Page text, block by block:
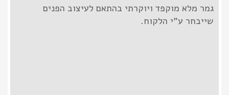
גמר מלא מוקפד ויוקרתי בהתאם לעיצוב הפנים
שייבחר ע"י הלקוח.